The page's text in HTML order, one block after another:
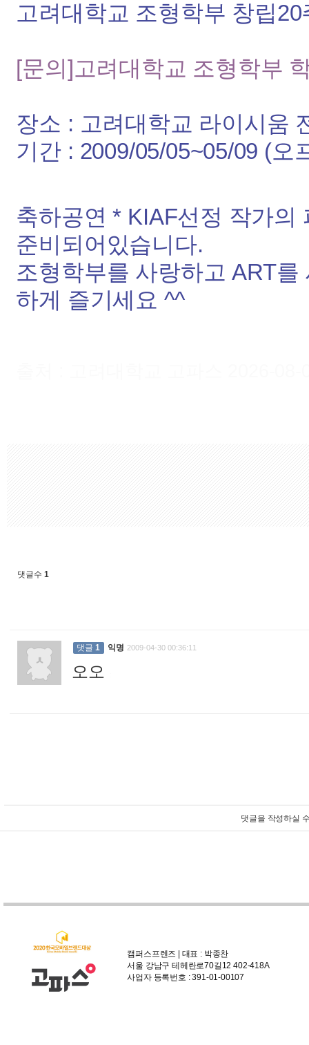
고려대학교 조형학부 창립
[문의]고려대학교 조형학부
장소 : 고려대학교 라이시움
기간 : 2009/05/05~05/09 (오
축하공연 * KIAF선정 작가의
준비되어있습니다.
조형학부를 사랑하고 ART
하게 즐기세요 ^^
댓글수 1
댓글 1 익명 2009-04-30 00:36:11
오오
댓글을 작성하실
캠퍼스프렌즈 | 대표 : 박종찬
서울 강남구 테헤란로70길12 402-418A
사업자 등록번호 : 391-01-00107